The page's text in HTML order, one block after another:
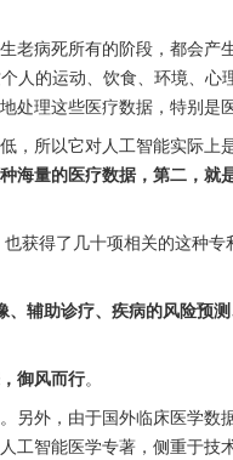
老病死所有的阶段，都会产
人的运动、饮食、环境、心
理这些医疗数据，特别是
所以它对人工智能实际上是
海量的医疗数据，第二，就
获得了几十项相关的这种
辅助诊疗、疾病的风险预测
御风而行。
另外，由于国外临床医学数
工智能医学专著，侧重于技